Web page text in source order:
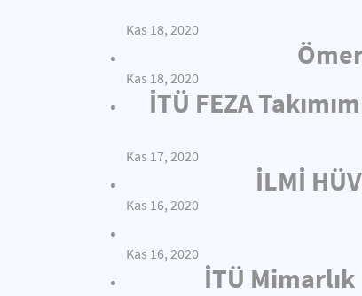
Kas 18, 2020
Kas 18, 2020
İTÜ FEZA
Kas 17, 2020
İLMİ
Kas 16, 2020
Kas 16, 2020
İTÜ